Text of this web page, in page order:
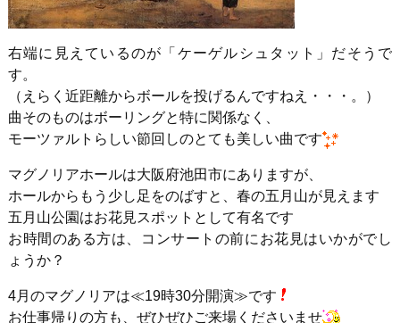
右端に見えているのが「ケーゲルシュタット」だそうで
す。
（えらく近距離からボールを投げるんですねえ・・・。）
曲そのものはボーリングと特に関係なく、
モーツァルトらしい節回しのとても美しい曲です
マグノリアホールは大阪府池田市にありますが、
ホールからもう少し足をのばすと、春の五月山が見えます
五月山公園はお花見スポットとして有名です
お時間のある方は、コンサートの前にお花見はいかがでし
ょうか？
4月のマグノリアは≪19時30分開演≫です
お仕事帰りの方も、ぜひぜひご来場くださいませ